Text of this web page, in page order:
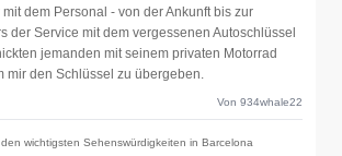
dem Personal - von der Ankunft bis zur
der Service mit dem vergessenen Autoschlüssel
jemanden mit seinem privaten Motorrad
mir den Schlüssel zu übergeben.
Von 934whale22
wichtigsten Sehenswürdigkeiten in Barcelona